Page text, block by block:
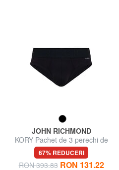
JOHN RICHMOND
KORY Pachet de 3 perechi de
chiloți
67% REDUCERI
RON 393.83 RON 131.22